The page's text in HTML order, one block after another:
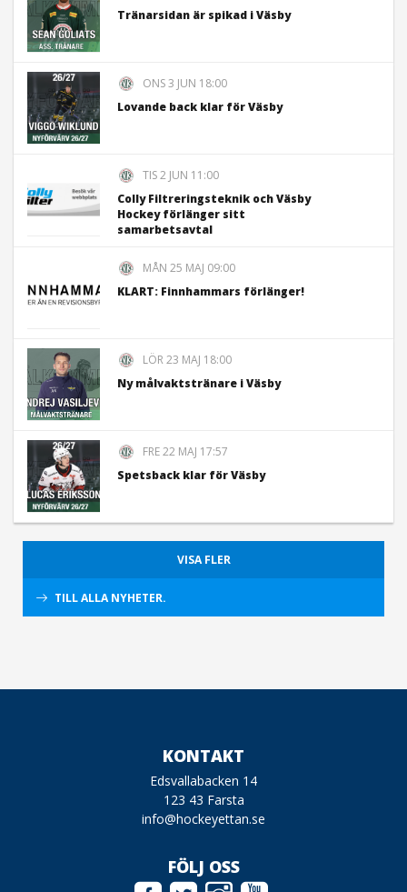
Tränarsidan är spikad i Väsby
ONS 3 JUN 18:00
Lovande back klar för Väsby
TIS 2 JUN 11:00
Colly Filtreringsteknik och Väsby
Hockey förlänger sitt
samarbetsavtal
MÅN 25 MAJ 09:00
KLART: Finnhammars förlänger!
LÖR 23 MAJ 18:00
Ny målvaktstränare i Väsby
FRE 22 MAJ 17:57
Spetsback klar för Väsby
VISA FLER
TILL ALLA NYHETER.
KONTAKT
Edsvallabacken 14
123 43 Farsta
info@hockeyettan.se
FÖLJ OSS